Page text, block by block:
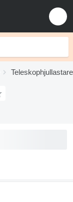
Teleskophjullastare